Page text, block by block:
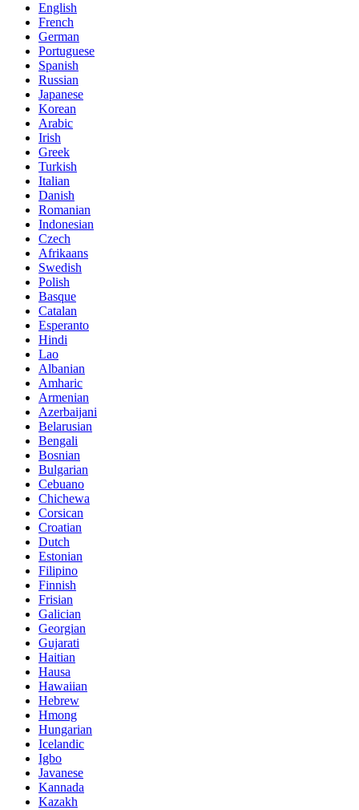
English
French
German
Portuguese
Spanish
Russian
Japanese
Korean
Arabic
Irish
Greek
Turkish
Italian
Danish
Romanian
Indonesian
Czech
Afrikaans
Swedish
Polish
Basque
Catalan
Esperanto
Hindi
Lao
Albanian
Amharic
Armenian
Azerbaijani
Belarusian
Bengali
Bosnian
Bulgarian
Cebuano
Chichewa
Corsican
Croatian
Dutch
Estonian
Filipino
Finnish
Frisian
Galician
Georgian
Gujarati
Haitian
Hausa
Hawaiian
Hebrew
Hmong
Hungarian
Icelandic
Igbo
Javanese
Kannada
Kazakh